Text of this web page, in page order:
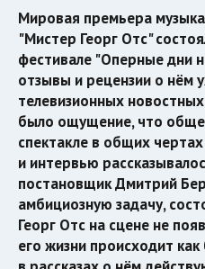
Мировая премьера
"Мистер Георг Отс"
фестивале "Оперные дни
отзывы и рецензии о нём
телевизионных
было ощущение, что
спектакле в общих
и интервью
постановщик Дмитрий
амбициозную задачу,
Георг Отс на сцене не
его жизни происходит